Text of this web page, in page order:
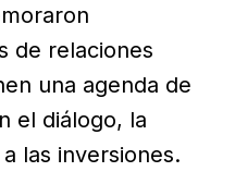
de relaciones
una agenda de
el diálogo, la
las inversiones.